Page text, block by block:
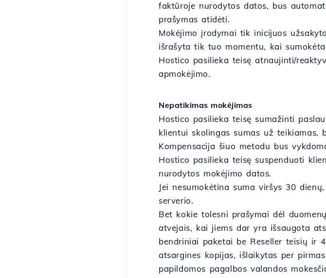
faktūroje nurodytos datos, bus
prašymas atidėti.
Mokėjimo įrodymai tik inicijuos
išrašyta tik tuo momentu, kai
Hostico pasilieka teisę atnaujinti/
apmokėjimo.
Nepatikimas mokėjimas
Hostico pasilieka teisę sumažinti
klientui skolingas sumas už teikiamas,
Kompensacija šiuo metodu bus
Hostico pasilieka teisę suspenduoti
nurodytos mokėjimo datos.
Jei nesumokėtina suma viršys 30
serverio.
Bet kokie tolesni prašymai dėl
atvejais, kai jiems dar yra išsaugota
bendriniai paketai be Reseller teisių ir
atsargines kopijas, išlaikytas per
papildomos pagalbos valandos